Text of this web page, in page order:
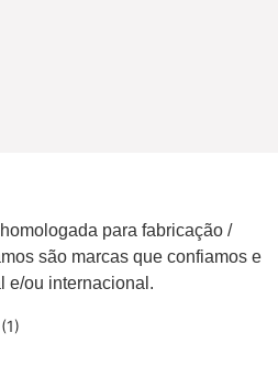
para fabricação /
são marcas que confiamos e
e/ou internacional.